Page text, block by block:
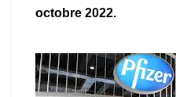
octobre 2022.